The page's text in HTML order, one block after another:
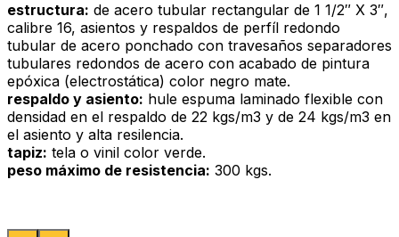
estructura: de acero tubular rectangular de 1 1/2″ X 3″,
calibre 16, asientos y respaldos de perfíl redondo
tubular de acero ponchado con travesaños separadores
tubulares redondos de acero con acabado de pintura
epóxica (electrostática) color negro mate.
respaldo y asiento: hule espuma laminado flexible con
densidad en el respaldo de 22 kgs/m3 y de 24 kgs/m3 en
el asiento y alta resilencia.
tapiz: tela o vinil color verde.
peso máximo de resistencia: 300 kgs.